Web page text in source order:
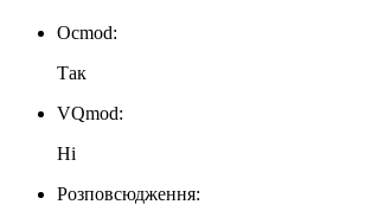
Ocmod:
Так
VQmod:
Ні
Розповсюдження: